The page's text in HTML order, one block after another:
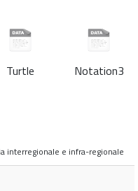
Turtle Notation3
interregionale e infra-regionale